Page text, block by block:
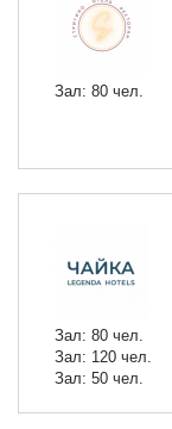
Зал: 80 чел.
Зал: 80 чел.
Зал: 120 чел.
Зал: 50 чел.